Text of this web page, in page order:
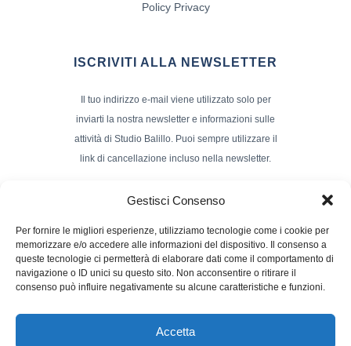
Gestisci Consenso
Per fornire le migliori esperienze, utilizziamo tecnologie come i cookie per
memorizzare e/o accedere alle informazioni del dispositivo. Il consenso a
queste tecnologie ci permetterà di elaborare dati come il comportamento di
navigazione o ID unici su questo sito. Non acconsentire o ritirare il
consenso può influire negativamente su alcune caratteristiche e funzioni.
Accetta
Policy Privacy
ISCRIVITI ALLA NEWSLETTER
Il tuo indirizzo e-mail viene utilizzato solo per
inviarti la nostra newsletter e informazioni sulle
attività di Studio Balillo. Puoi sempre utilizzare il
link di cancellazione incluso nella newsletter.
Nome e Cognome